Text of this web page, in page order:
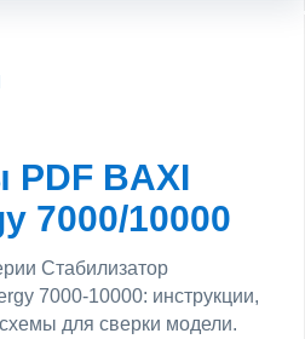
PDF BAXI
7000/10000
Стабилизатор
7000-10000: инструкции,
для сверки модели.